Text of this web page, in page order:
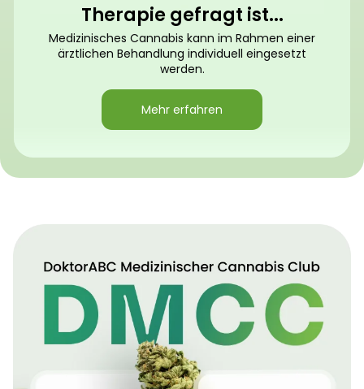
Therapie gefragt ist...
Medizinisches Cannabis kann im Rahmen einer
ärztlichen Behandlung individuell eingesetzt
werden.
Mehr erfahren